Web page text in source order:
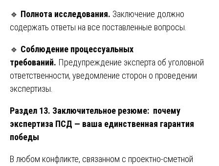
🔹 Полнота исследования. Заключение должно
содержать ответы на все поставленные вопросы.
🔹 Соблюдение процессуальных
требований. Предупреждение эксперта об уголовной
ответственности, уведомление сторон о проведении
экспертизы.
Раздел 13. Заключительное резюме: почему
экспертиза ПСД — ваша единственная гарантия
победы
В любом конфликте, связанном с проектно-сметной